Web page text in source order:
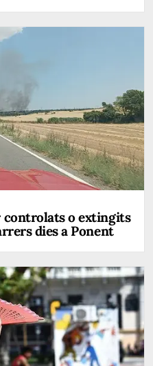
controlats o extingits
dies a Ponent